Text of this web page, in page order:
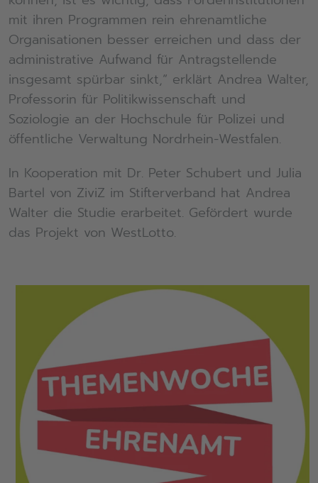
mit ihren Programmen rein ehrenamtliche
Organisationen besser erreichen und dass der
administrative Aufwand für Antragstellende
insgesamt spürbar sinkt,“ erklärt Andrea Walter,
Professorin für Politikwissenschaft und
Soziologie an der Hochschule für Polizei und
öffentliche Verwaltung Nordrhein-Westfalen.
In Kooperation mit Dr. Peter Schubert und Julia
Bartel von ZiviZ im Stifterverband hat Andrea
Walter die Studie erarbeitet. Gefördert wurde
das Projekt von WestLotto.